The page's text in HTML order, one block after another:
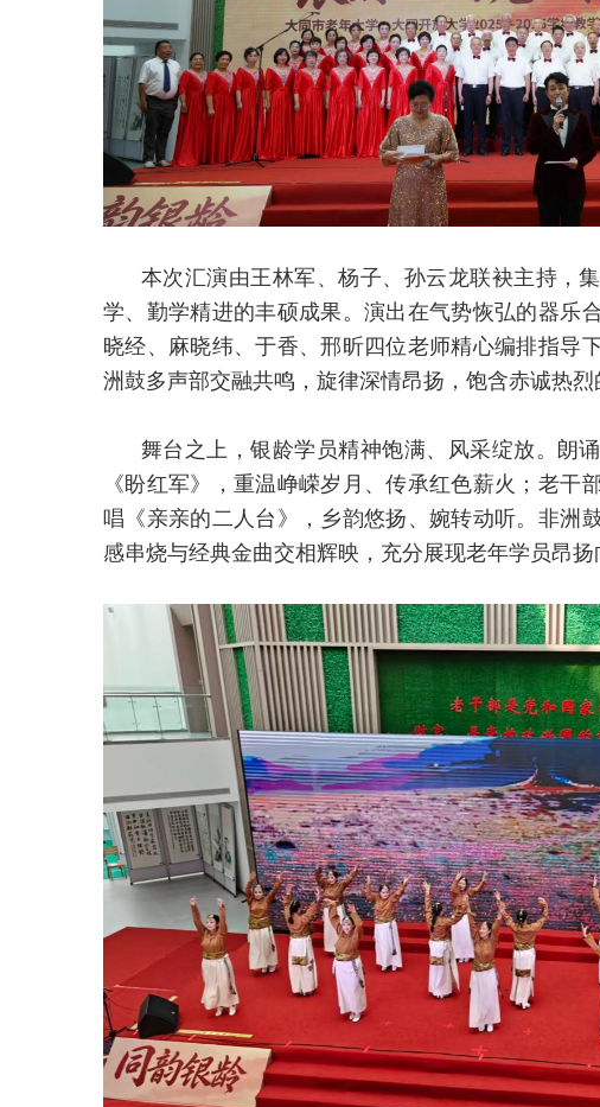
本次汇演由王林军、杨子、孙云龙联袂主持，
学、勤学精进的丰硕成果。演出在气势恢弘的器乐
晓经、麻晓纬、于香、邢昕四位老师精心编排指导
洲鼓多声部交融共鸣，旋律深情昂扬，饱含赤诚热烈
舞台之上，银龄学员精神饱满、风采绽放。朗
《盼红军》，重温峥嵘岁月、传承红色薪火；老干
唱《亲亲的二人台》，乡韵悠扬、婉转动听。非洲
感串烧与经典金曲交相辉映，充分展现老年学员昂扬